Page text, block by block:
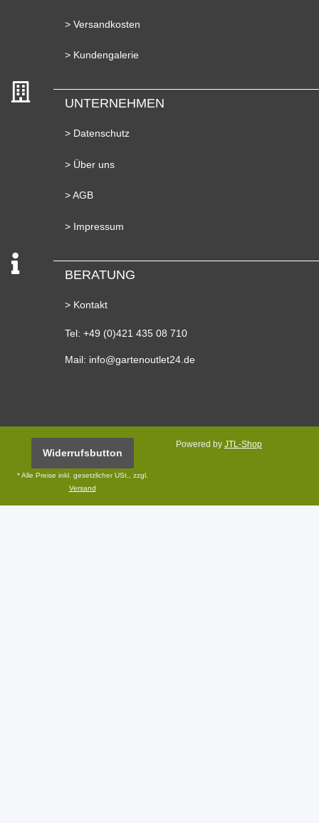
> Versandkosten
> Kundengalerie
UNTERNEHMEN
> Datenschutz
> Über uns
> AGB
> Impressum
BERATUNG
> Kontakt
Tel: +49 (0)421 435 08 710
Mail: info@gartenoutlet24.de
Widerrufsbutton
* Alle Preise inkl. gesetzlicher USt., zzgl.
Versand
Powered by JTL-Shop